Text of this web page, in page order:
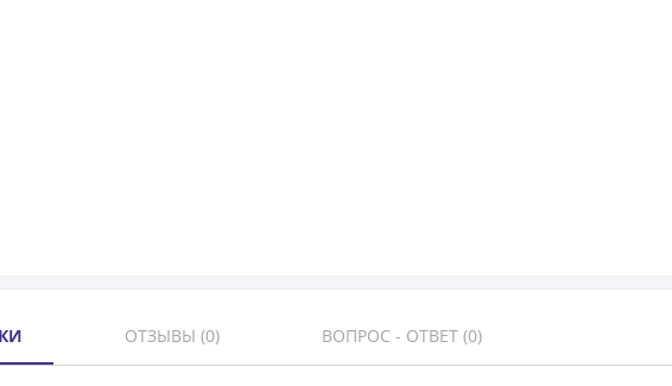
ОТЗЫВЫ (0) ВОПРОС - ОТВЕТ (0)